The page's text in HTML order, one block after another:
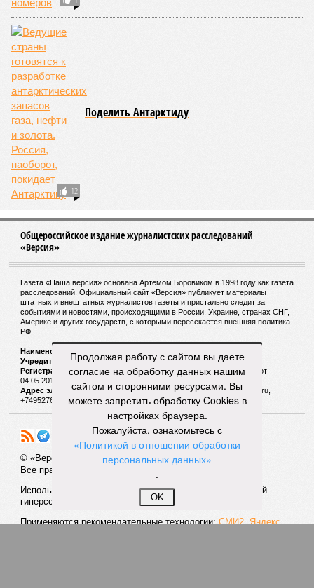
Бьют по мирным – попадают в элиту
Видимо, мешает не «что», а «кто». Накануне в Вене
состоялись келейные (чтобы не сказать, сепаратные)
переговоры отставных западных политиков и управленцев
с группой российских – как бы назвать их точнее-то? –
визави. На этом фоне возникают некоторые догадки –
почему два откровенных теракта Киева, убившие наших
гражданских, остались не то чтобы незамеченными – не
стали новостями с первых полос, скажем так.
«Просочившаяся информация о том, что на секретных
переговорах в Вене Россию представлял Александр
впечатлениями общественницаДарья Митина. –Волошин
– основной спикер и интерфейс ельцинской «семьи»,
главных заинтересованных лиц в нашем поражении-
замирении. Печальных выводов два: наверху до сих пор
верят, что договорнячок возможен, а «семья» отнюдь не
канула в Лету, а вполне при делах».
Но в Balzi Rossi ударили не просто по мирным людям –
ударили по элите, наотмашь, на виду у честного народа.
«Это один из самых дорогих ресторанов Москвы,
–
уточняет общественницаАнастасия Кашеварова
году его выставляли на продажу почти за миллиард
рублей. Этот ресторан для очень богатых людей, цены
там очень кусаются». Вообще, возникают некоторые
сомнения, что украинские террористы смогли бы
самостоятельно осуществить диверсию в таком месте – уж
не оказали ли им помощь их европейские покровители?
крайне сомневаюсь, чтобы ГУР и СБУ были бы способны
на осуществление подобного террористического акта
без поддержки старших партнёров по войне против
свете теракта в Москве продолжение функционирования
Продолжая работу с сайтом вы даете
согласие на обработку данных нашим
сайтом и сторонними ресурсами. Вы
можете запретить обработку Cookies в
настройках браузера.
Пожалуйста, ознакомьтесь с
«Политикой в отношении обработки
персональных данных»
.
OK